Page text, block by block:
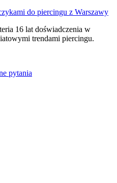
16 lat doświadczenia w
trendami piercingu.
pytania